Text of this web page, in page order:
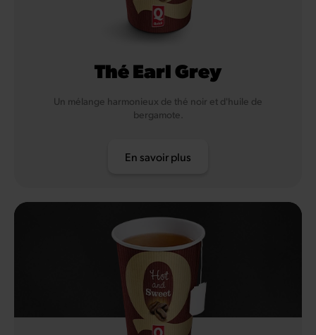
Thé Earl Grey
Un mélange harmonieux de thé noir et d'huile de
bergamote.
En savoir plus